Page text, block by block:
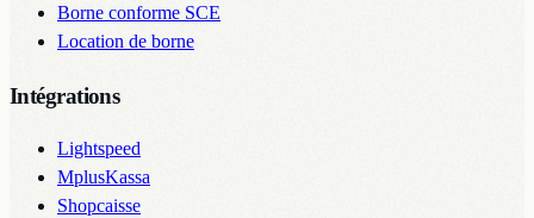
Borne conforme SCE
Location de borne
Intégrations
Lightspeed
MplusKassa
Shopcaisse